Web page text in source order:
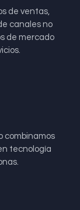
de ventas,
canales no
de mercado
combinamos
tecnología